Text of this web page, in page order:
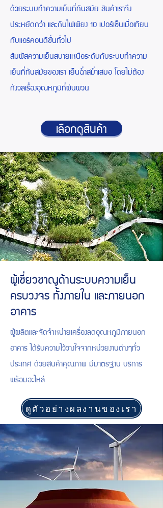
ด้วยระบบทำความเย็นที่ทันสมัย สินค้าเราจึง
ประหยัดกว่า และกินไฟเพียง 10 เปอร์เซ็นเมื่อเทียบ
กับแอร์คอนดิชั่นทั่วไป
สัมผัสความเย็นสบายเหนือระดับกับระบบทำความ
เย็นที่ทันสมัยของเรา เย็นฉ่ำสม่ำเสมอ โดยไม่ต้อง
กังวลเรื่องอุณหภูมิที่ผันผวน
เลือกดูสินค้า
ผู้เชี่ยวชาญด้านระบบความเย็น
ครบวงจร ทั้งภายใน และภายนอก
อาคาร
ผู้ผลิตและจัดจำหน่ายเครื่องลดอุณหภูมิภายนอก
อาคาร ได้รับความไว้วางใจจากหน่วยงานต่างๆทั่ว
ประเทศ ด้วยสินค้าคุณภาพ มีมาตรฐาน บริการ
พร้อมอะไหล่
ดูตัวอย่างผลงานของเรา